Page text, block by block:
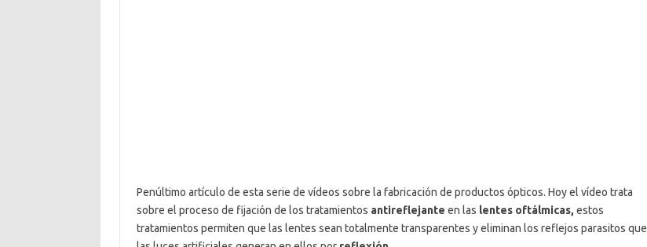
Penúltimo artículo de esta serie de vídeos sobre la fabricación de productos ópticos. Hoy el vídeo trata
sobre el proceso de fijación de los tratamientos antireflejante en las lentes oftálmicas, estos
tratamientos permiten que las lentes sean totalmente transparentes y eliminan los reflejos parasitos que